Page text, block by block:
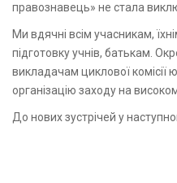
правознавець» не стала
Ми вдячні всім учасникам,
підготовку учнів, батькам.
викладачам циклової комісії
організацію заходу на
До нових зустрічей у